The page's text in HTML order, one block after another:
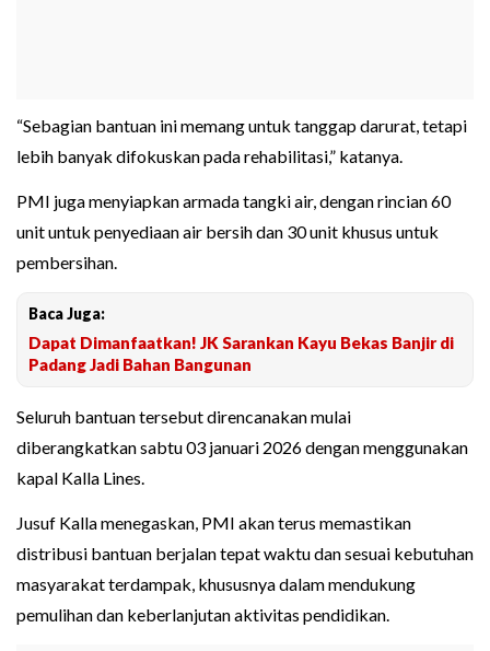
“Sebagian bantuan ini memang untuk tanggap darurat, tetapi
lebih banyak difokuskan pada rehabilitasi,” katanya.
PMI juga menyiapkan armada tangki air, dengan rincian 60
unit untuk penyediaan air bersih dan 30 unit khusus untuk
pembersihan.
Baca Juga:
Dapat Dimanfaatkan! JK Sarankan Kayu Bekas Banjir di
Padang Jadi Bahan Bangunan
Seluruh bantuan tersebut direncanakan mulai
diberangkatkan sabtu 03 januari 2026 dengan menggunakan
kapal Kalla Lines.
Jusuf Kalla menegaskan, PMI akan terus memastikan
distribusi bantuan berjalan tepat waktu dan sesuai kebutuhan
masyarakat terdampak, khususnya dalam mendukung
pemulihan dan keberlanjutan aktivitas pendidikan.